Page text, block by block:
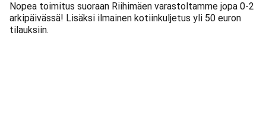
Nopea toimitus suoraan Riihimäen varastoltamme jopa 0-2
arkipäivässä! Lisäksi ilmainen kotiinkuljetus yli 50 euron
tilauksiin.